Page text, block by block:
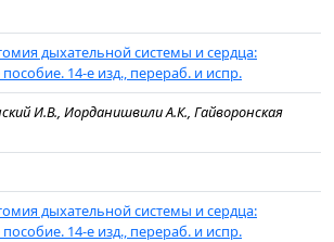
дыхательной системы и сердца:
14-е изд., перераб. и испр.
И.В., Иорданишвили А.К., Гайворонская
дыхательной системы и сердца:
14-е изд., перераб. и испр.